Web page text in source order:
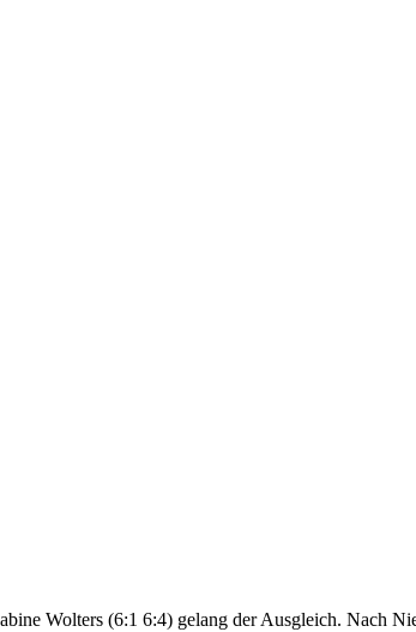
Wolters (6:1 6:4) gelang der Ausgleich. Nach